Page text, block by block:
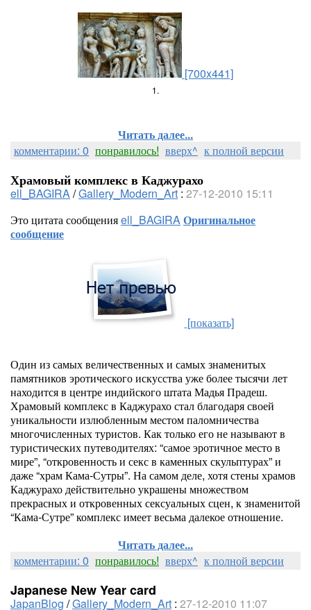
[700x441]
1.
Читать далее...
комментарии: 0 понравилось! вверх^ к полной версии
Храмовый комплекс в Каджурахо
ell_BAGIRA/Gallery_Modern_Art : 27-12-2010 15:11
Это цитата сообщенияell_BAGIRAОригинальное
сообщение
[показать]
Один из самых величественных и самых знаменитых
памятников эротического искусства уже более тысячи лет
находится в центре индийского штата Мадья Прадеш.
Храмовый комплекс в Каджурахо стал благодаря своей
уникальности излюбленным местом паломничества
многочисленных туристов. Как только его не называют в
туристических путеводителях: “самое эротичное место в
мире”, “откровенность и секс в каменных скульптурах” и
даже “храм Кама-Сутры”. На самом деле, хотя стены храмов
Каджурахо действительно украшены множеством
прекрасных и откровенных сексуальных сцен, к знаменитой
“Кама-Сутре” комплекс имеет весьма далекое отношение.
Читать далее...
комментарии: 0 понравилось! вверх^ к полной версии
Japanese New Year card
JapanBlog /Gallery_Modern_Art : 27-12-2010 11:07